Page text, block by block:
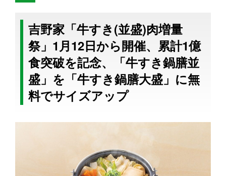
吉野家「牛すき(並盛)肉増量
祭」1月12日から開催、累計1億
食突破を記念、「牛すき鍋膳並
盛」を「牛すき鍋膳大盛」に無
料でサイズアップ